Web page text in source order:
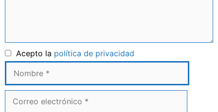
Acepto la política de privacidad